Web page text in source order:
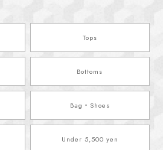
Tops
Bottoms
Bag・Shoes
Under 5,500 yen